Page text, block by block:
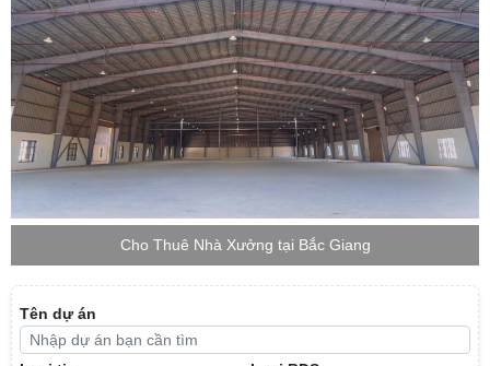
Cho Thuê Nhà Xưởng tại Bắc Giang
Tên dự án